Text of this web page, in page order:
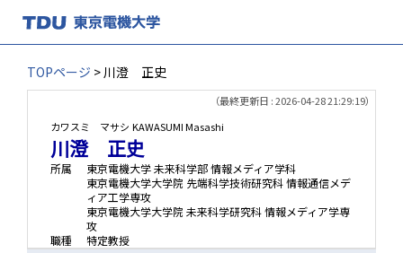
TOPページ > 川澄 正史
（最終更新日 : 2026-04-28 21:29:19）
カワスミ マサシ KAWASUMI Masashi
川澄 正史
所属
東京電機大学 未来科学部 情報メディア学科
東京電機大学大学院 先端科学技術研究科 情報通信メデ
ィア工学専攻
東京電機大学大学院 未来科学研究科 情報メディア学専
攻
職種
特定教授